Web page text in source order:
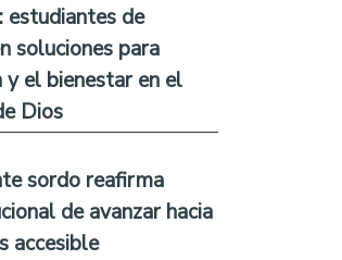
estudiantes de
soluciones para
el bienestar en el
Dios
sordo reafirma
de avanzar hacia
accesible